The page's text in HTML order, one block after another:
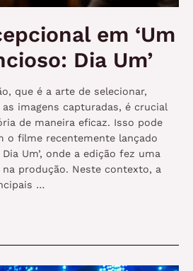
em ‘Um
Dia Um’
que é a arte de selecionar,
imagens capturadas, é crucial
de maneira eficaz. Isso pode
o filme recentemente lançado
Um’, onde a edição fez uma
produção. Neste contexto, a
…